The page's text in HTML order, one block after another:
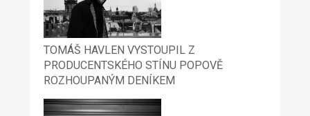
TOMÁŠ HAVLEN VYSTOUPIL Z
PRODUCENTSKÉHO STÍNU POPOVĚ
ROZHOUPANÝM DENÍKEM